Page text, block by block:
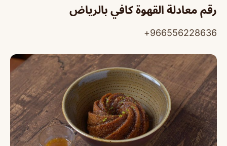
رقم معادلة القهوة كافي بالرياض
966556228636+